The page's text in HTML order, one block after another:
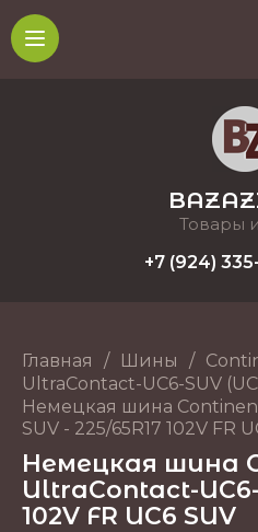
Товары
+7 (924)
Главная / Шины /
UltraContact-UC6-SUV
Немецкая шина
SUV - 225/65R17 102V FR
Немецкая шина
UltraContact-UC6-
102V FR UC6 SUV